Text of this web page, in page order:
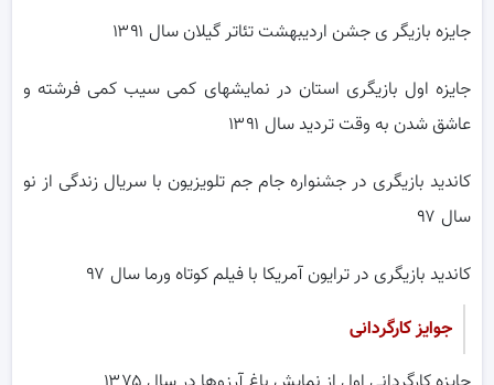
جایزه بازیگر ی جشن اردیبهشت تئاتر گیلان سال ۱۳۹۱
جایزه اول بازیگری استان در نمایشهای کمی سیب کمی فرشته و
عاشق شدن به وقت تردید سال ۱۳۹۱
کاندید بازیگری در جشنواره جام جم تلویزیون با سریال زندگی از نو
سال ۹۷
کاندید بازیگری در ترایون آمریکا با فیلم کوتاه ورما سال ۹۷
جوایز کارگردانی